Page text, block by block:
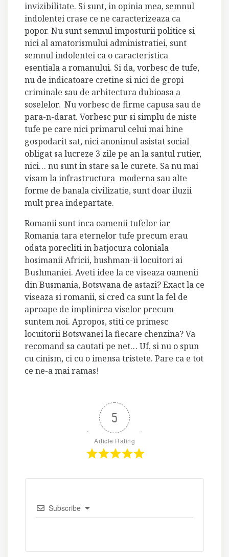
invizibilitate. Si sunt, in opinia mea, semnul
indolentei crase ce ne caracterizeaza ca
popor. Nu sunt semnul imposturii politice si
nici al amatorismului administratiei, sunt
semnul indolentei ca o caracteristica
esentiala a romanului. Si da, vorbesc de tufe,
nu de indicatoare cretine si nici de gropi
criminale sau de arhitectura dubioasa a
soselelor. Nu vorbesc de firme capusa sau de
para-n-darat. Vorbesc pur si simplu de niste
tufe pe care nici primarul celui mai bine
gospodarit sat, nici anonimul asistat social
obligat sa lucreze 3 zile pe an la santul rutier,
nici… nu sunt in stare sa le curete. Sa nu mai
visam la infrastructura moderna sau alte
forme de banala civilizatie, sunt doar iluzii
mult prea indepartate.
Romanii sunt inca oamenii tufelor iar
Romania tara eternelor tufe precum erau
odata porecliti in batjocura coloniala
bosimanii Africii, bushman-ii locuitori ai
Bushmaniei. Aveti idee la ce viseaza oamenii
din Busmania, Botswana de astazi? Exact la ce
viseaza si romanii, si cred ca sunt la fel de
aproape de implinirea viselor precum
suntem noi. Apropos, stiti ce primesc
locuitorii Botswanei la fiecare chenzina? Va
recomand sa cautati pe net… Uf, si nu o spun
cu cinism, ci cu o imensa tristete. Pare ca e tot
ce ne-a mai ramas!
5
Article Rating
Subscribe